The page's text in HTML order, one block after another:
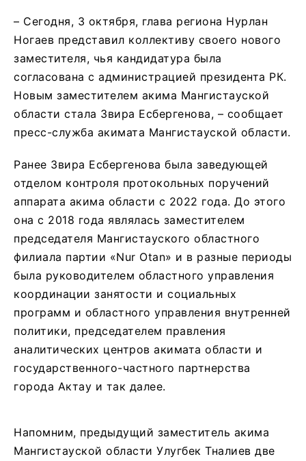
– Сегодня, 3 октября, глава региона Нурлан
Ногаев представил коллективу своего нового
заместителя, чья кандидатура была
согласована с администрацией президента РК.
Новым заместителем акима Мангистауской
области стала Звира Есбергенова, – сообщает
пресс-служба акимата Мангистауской области.
Ранее Звира Есбергенова была заведующей
отделом контроля протокольных поручений
аппарата акима области с 2022 года. До этого
она с 2018 года являлась заместителем
председателя Мангистауского областного
филиала партии «Nur Otan» и в разные периоды
была руководителем областного управления
координации занятости и социальных
программ и областного управления внутренней
политики, председателем правления
аналитических центров акимата области и
государственного-частного партнерства
города Актау и так далее.
Напомним, предыдущий заместитель акима
Мангистауской области Улугбек Тналиев две